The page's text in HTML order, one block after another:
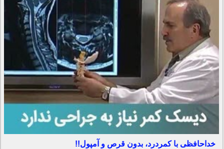
خداحافظی با کمردرد، بدون قرص و آمپول!!